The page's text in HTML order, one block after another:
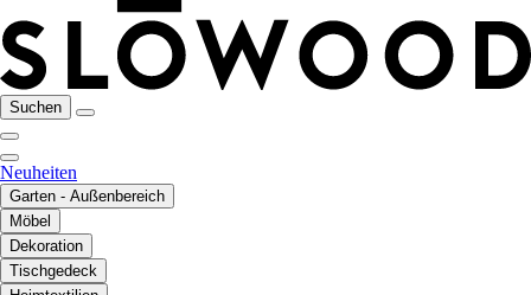
Suchen
Neuheiten
Garten - Außenbereich
Möbel
Dekoration
Tischgedeck